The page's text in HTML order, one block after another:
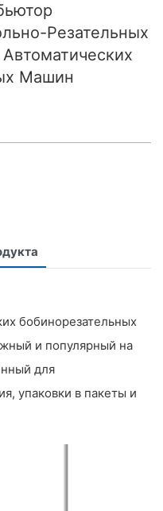
Резательных
Машин
бобинорезательных
и популярный на
для
упаковки в пакеты и